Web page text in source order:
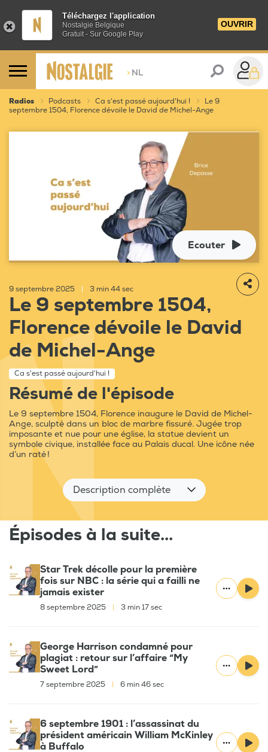
Téléchargez l'application
Nostalgie Belgique
Gratuit - Sur Google Play
OUVRIR
> NL
Radios Podcasts Ca s'est passé aujourd'hui !
Le 9
septembre 1504, Florence dévoile le David de Michel-Ange
Ecouter
9 septembre 2025 3 min 44 sec
Le 9 septembre 1504,
Florence dévoile le David
de Michel-Ange
Ca s'est passé aujourd'hui !
Résumé de l'épisode
Le 9 septembre 1504, Florence inaugure le David de Michel-
Ange, sculpté dans un bloc de marbre fissuré. Jugée trop
imposante et nue pour une église, la statue devient un
symbole civique, installée face au Palais ducal. Une icône née
d’un raté !
Description complète
Épisodes à la suite...
Star Trek décolle pour la première
fois sur NBC : la série qui a failli ne
jamais exister
8 septembre 2025 3 min 17 sec
George Harrison condamné pour
plagiat : retour sur l’affaire “My
Sweet Lord”
7 septembre 2025 6 min 46 sec
6 septembre 1901 : l’assassinat du
président américain William McKinley
à Buffalo